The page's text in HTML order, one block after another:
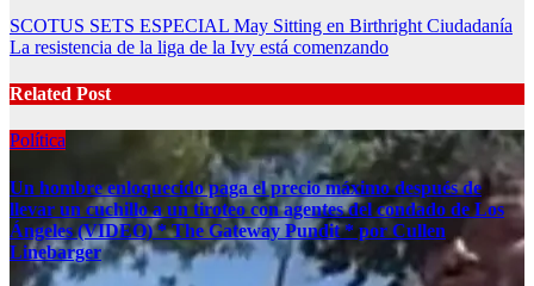
Post
navigation
SCOTUS SETS ESPECIAL May Sitting en Birthright Ciudadanía
La resistencia de la liga de la Ivy está comenzando
Related Post
Política
Un hombre enloquecido paga el precio máximo después de
llevar un cuchillo a un tiroteo con agentes del condado de Los
Ángeles (VIDEO) * The Gateway Pundit * por Cullen
Linebarger